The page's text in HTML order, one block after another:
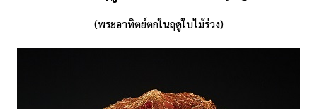
(พระอาทิตย์ตกในฤดูใบไม้ร่วง)